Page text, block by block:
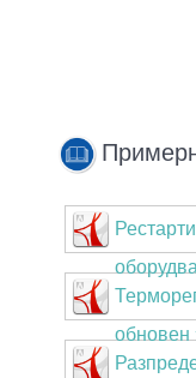
обновен